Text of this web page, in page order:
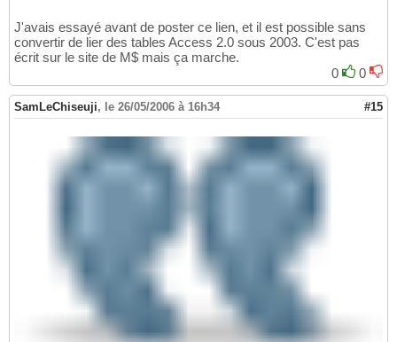
J'avais essayé avant de poster ce lien, et il est possible sans
convertir de lier des tables Access 2.0 sous 2003. C'est pas
écrit sur le site de M$ mais ça marche.
0
0
SamLeChiseuji, le 26/05/2006 à 16h34 #15